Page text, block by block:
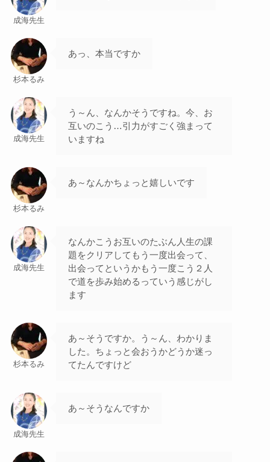
成海先生
杉本るみ
あっ、本当ですか
成海先生
う～ん、なんかそうですね。今、お
互いのこう…引力がすごく強まって
いますね
杉本るみ
あ～なんかちょっと嬉しいです
成海先生
なんかこうお互いのたぶん人生の課
題をクリアしてもう一度出会って、
出会ってというかもう一度こう２人
で道を歩み始めるっていう感じがし
ます
杉本るみ
あ～そうですか。う～ん、わかりま
した。ちょっと会おうかどうか迷っ
てたんですけど
成海先生
あ～そうなんですか